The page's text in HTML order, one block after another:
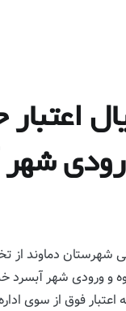
شهرستان دماوند
و ورودی شهر آبسرد
فوق از سوی